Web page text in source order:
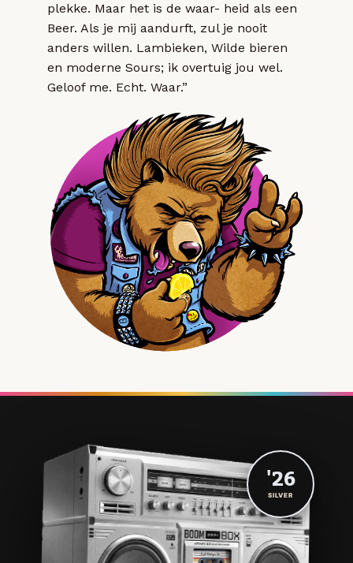
plekke. Maar het is de waar- heid als een
Beer. Als je mij aandurft, zul je nooit
anders willen. Lambieken, Wilde bieren
en moderne Sours; ik overtuig jou wel.
Geloof me. Echt. Waar.”
'26
SILVER